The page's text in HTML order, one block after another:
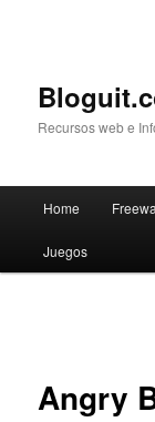
Recursos web e
Skip
to
Home
Juegos
Angry